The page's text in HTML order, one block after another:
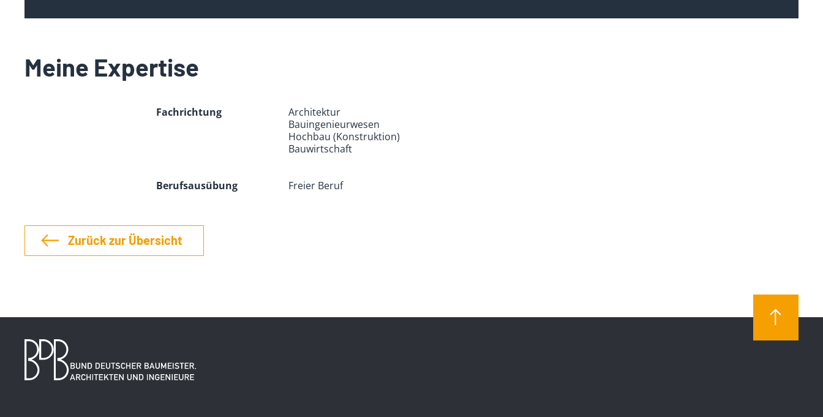
Meine Expertise
Fachrichtung
Architektur
Bauingenieurwesen
Hochbau (Konstruktion)
Bauwirtschaft
Berufsausübung Freier Beruf
Zurück zur Übersicht